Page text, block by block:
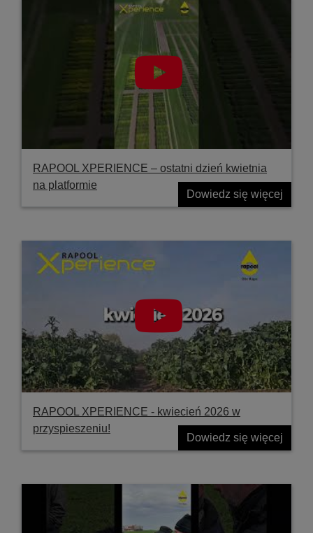
RAPOOL XPERIENCE – ostatni dzień kwietnia
na platformie
Dowiedz się więcej
RAPOOL XPERIENCE - kwiecień 2026 w
przyspieszeniu!
Dowiedz się więcej